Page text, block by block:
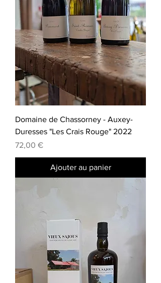
Domaine de Chassorney - Auxey-
Duresses "Les Crais Rouge" 2022
Prix
72,00 €
Ajouter au panier